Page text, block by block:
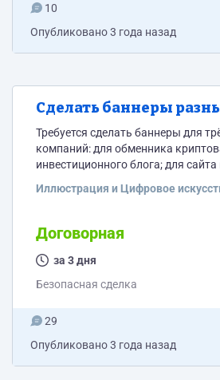
10
Опубликовано3 года назад
Сделать баннеры
Требуется сделать баннеры для
компаний: для обменника
инвестиционного блога; для сайта по привлечению
потребуются баннеры следующих
240x400 7. 250x250 8. 300x250 9. 300x600 10. 320x50
11. 320x100 12. 336x280 13. 468x60 14. 728x90 15.
Иллюстрация и Цифровое
Договорная
за 3 дня
Безопасная сделка
29
Опубликовано3 года назад